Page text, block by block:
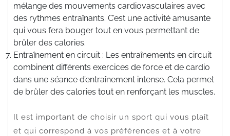
mélange des mouvements cardiovasculaires avec
des rythmes entraînants. C’est une activité amusante
qui vous fera bouger tout en vous permettant de
brûler des calories.
Entraînement en circuit : Les entraînements en circuit
combinent différents exercices de force et de cardio
dans une séance d’entraînement intense. Cela permet
de brûler des calories tout en renforçant les muscles.
Il est important de choisir un sport qui vous plaît
et qui correspond à vos préférences et à votre